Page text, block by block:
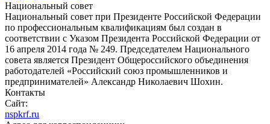
Национальный совет
Национальный совет при Президенте Российской Федерации
по профессиональным квалификациям был создан в
соответствии с Указом Президента Российской Федерации от
16 апреля 2014 года № 249. Председателем Национального
совета является Президент Общероссийского объединения
работодателей «Российский союз промышленников и
предпринимателей» Александр Николаевич Шохин.
Контакты
Сайт:
nspkrf.ru